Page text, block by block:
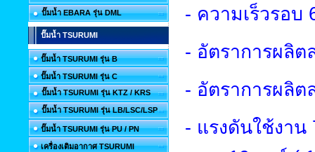
ปั๊มน้ำ EBARA รุ่น DML
ปั๊มน้ำ TSURUMI
ปั๊มน้ำ TSURUMI รุ่น B
ปั๊มน้ำ TSURUMI รุ่น C
ปั๊มน้ำ TSURUMI รุ่น KTZ / KRS
ปั๊มน้ำ TSURUMI รุ่น LB/LSC/LSP
ปั๊มน้ำ TSURUMI รุ่น PU / PN
เครื่องเติมอากาศ TSURUMI
- ความเร็วรอบ
- อัตราการผลิ
- อัตราการผลิ
- แรงดันใช้งาน